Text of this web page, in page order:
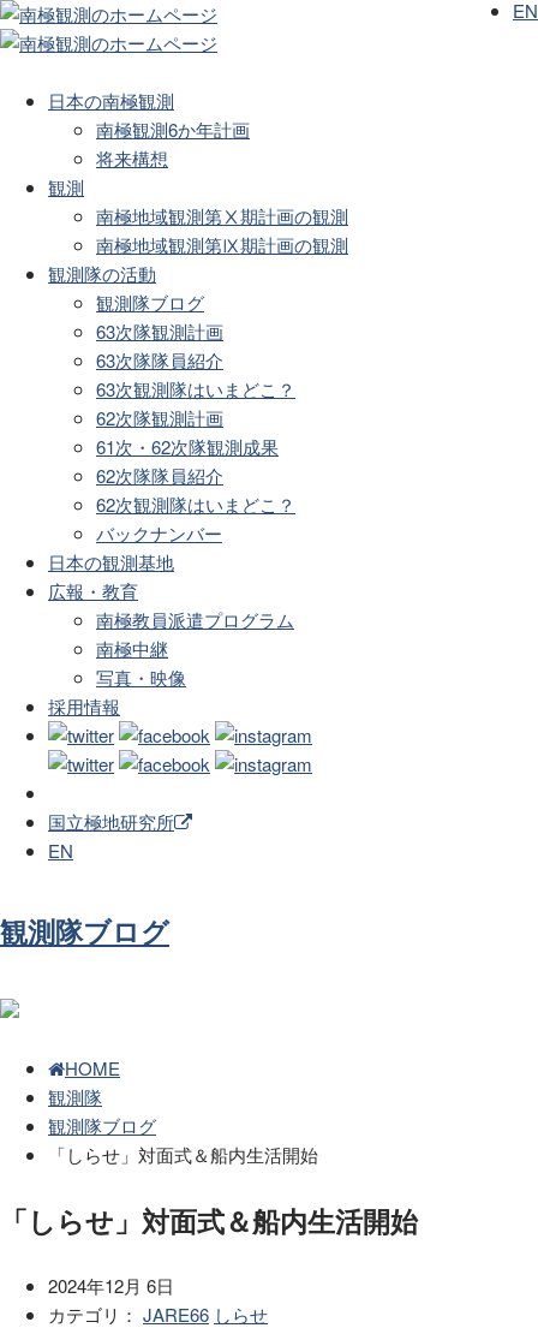
日本の南極観測
南極観測6か年計画
将来構想
観測
南極地域観測第Ⅹ期計画の観測
南極地域観測第Ⅸ期計画の観測
観測隊の活動
観測隊ブログ
63次隊観測計画
63次隊隊員紹介
63次観測隊はいまどこ？
62次隊観測計画
61次・62次隊観測成果
62次隊隊員紹介
62次観測隊はいまどこ？
バックナンバー
日本の観測基地
広報・教育
南極教員派遣プログラム
南極中継
写真・映像
採用情報
国立極地研究所
EN
EN
観測隊ブログ
HOME
観測隊
観測隊ブログ
「しらせ」対面式＆船内生活開始
「しらせ」対面式＆船内生活開始
2024年12月 6日
カテゴリ： JARE66 しらせ